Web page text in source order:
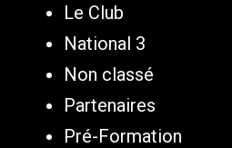
Le Club
National 3
Non classé
Partenaires
Pré-Formation